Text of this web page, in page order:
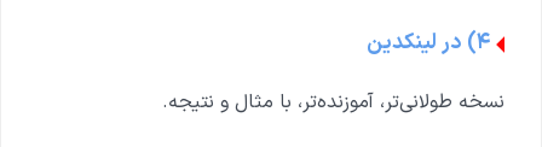
۴) در لینکدین
نسخه طولانی‌تر، آموزنده‌تر، با مثال و نتیجه.